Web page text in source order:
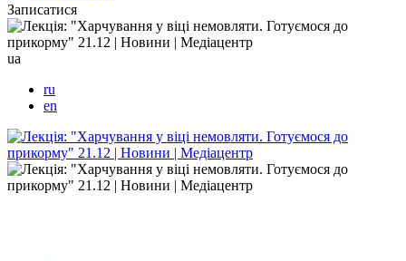
Записатися
ua
ru
en